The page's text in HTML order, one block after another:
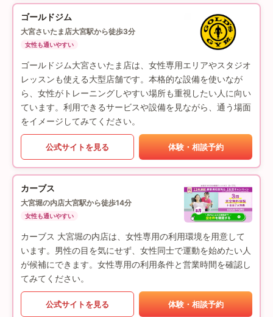
ゴールドジム
大宮さいたま店大宮駅から徒歩3分
女性も通いやすい
ゴールドジム大宮さいたま店は、女性専用エリアやスタジオ
レッスンも使える大型店舗です。本格的な設備を使いなが
ら、女性がトレーニングしやすい場所も重視したい人に向い
ています。利用できるサービスや設備を見ながら、通う場面
をイメージしてみてください。
公式サイトを見る 体験・相談予約
カーブス
大宮堀の内店大宮駅から徒歩14分
女性も通いやすい
カーブス 大宮堀の内店は、女性専用の利用環境を用意して
います。男性の目を気にせず、女性同士で運動を始めたい人
が候補にできます。女性専用の利用条件と営業時間を確認し
てみてください。
公式サイトを見る 体験・相談予約